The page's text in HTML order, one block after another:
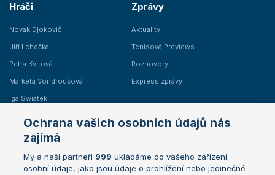
Hráči
Novak Djokovič
Jiří Lehečka
Petra Kvitová
Markéta Vondroušová
Iga Swiatek
Zprávy
Aktuality
Tenisová Previews
Rozhovory
Express zprávy
Žebříčky
Žebříček ATP (muži)
Australian Open
Ochrana vašich osobních údajů nás
zajímá
My a naši partneři 999 ukládáme do vašeho zařízení
osobní údaje, jako jsou údaje o prohlížení nebo jedinečné